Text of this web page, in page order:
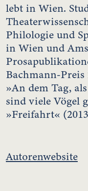
lebt in Wien.
Philologie und
in Wien und
Bachmann-Preis
»An dem Tag,
sind viele Vögel
»Freifahrt«
Autorenwebsite